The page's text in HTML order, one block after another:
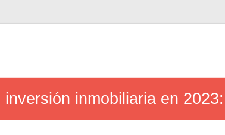
inmobiliaria en